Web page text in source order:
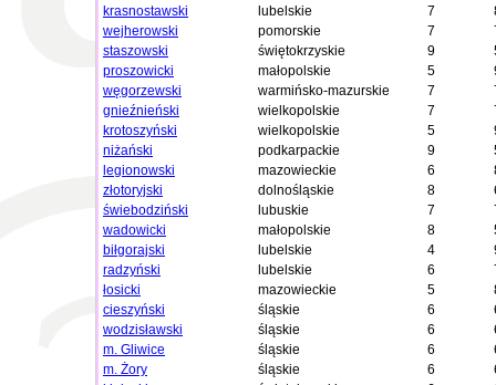
krasnostawski
lubelskie 7
wejherowski
pomorskie 7
staszowski
świętokrzyskie 9
proszowicki
małopolskie 5
węgorzewski
warmińsko-mazurskie 7
gnieźnieński
wielkopolskie 7
krotoszyński
wielkopolskie 5
niżański
podkarpackie 9
legionowski
mazowieckie 6
złotoryjski
dolnośląskie 8
świebodziński
lubuskie 7
wadowicki
małopolskie 8
biłgorajski
lubelskie 4
radzyński
lubelskie 6
łosicki
mazowieckie 5
cieszyński
śląskie 6
wodzisławski
śląskie 6
m. Gliwice
śląskie 6
m. Żory
śląskie 6